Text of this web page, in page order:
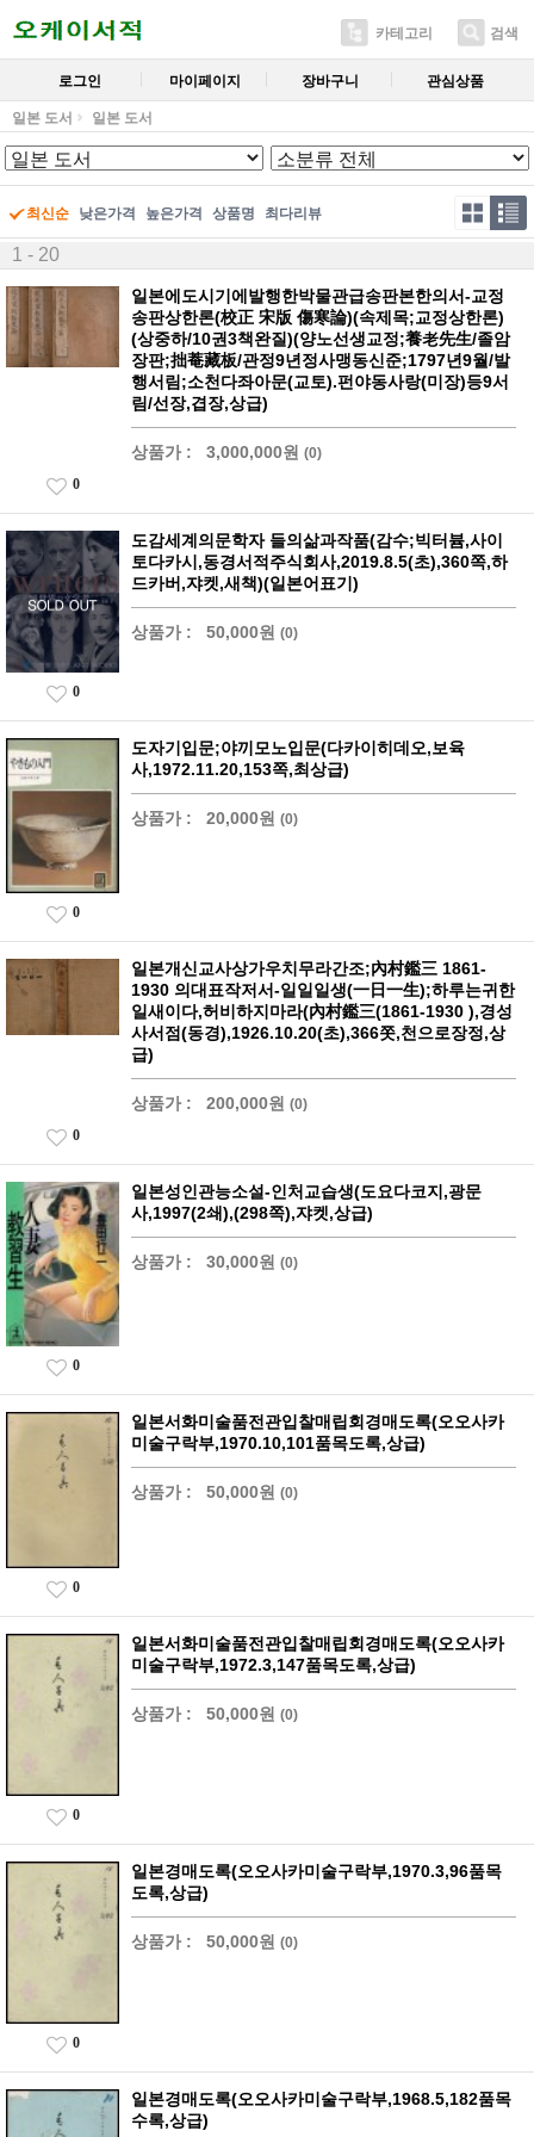
카테고리 검색
로그인 마이페이지 장바구니 관심상품
일본 도서 일본 도서
최신순 낮은가격 높은가격 상품명 최다리뷰
1 - 20
일본에도시기에발행한박물관급송판본한의서-교정
송판상한론(校正 宋版 傷寒論)(속제목;교정상한론)
(상중하/10권3책완질)(양노선생교정;養老先生/졸암
장판;拙菴藏板/관정9년정사맹동신준;1797년9월/발
행서림;소천다좌아문(교토).펀야동사랑(미장)등9서
림/선장,겹장,상급)
상품가 : 3,000,000원 (0)
0
도감세계의문학자 들의삶과작품(감수;빅터븀,사이
토다카시,동경서적주식회사,2019.8.5(초),360쪽,하
드카버,쟈켓,새책)(일본어표기)
상품가 : 50,000원 (0)
0
도자기입문;야끼모노입문(다카이히데오,보육
사,1972.11.20,153쪽,최상급)
상품가 : 20,000원 (0)
0
일본개신교사상가우치무라간조;內村鑑三 1861-
1930 의대표작저서-일일일생(一日一生);하루는귀한
일새이다,허비하지마라(內村鑑三(1861-1930 ),경성
사서점(동경),1926.10.20(초),366쫏,천으로장정,상
급)
상품가 : 200,000원 (0)
0
일본성인관능소설-인처교습생(도요다코지,광문
사,1997(2쇄),(298쪽),쟈켓,상급)
상품가 : 30,000원 (0)
0
일본서화미술품전관입찰매립회경매도록(오오사카
미술구락부,1970.10,101품목도록,상급)
상품가 : 50,000원 (0)
0
일본서화미술품전관입찰매립회경매도록(오오사카
미술구락부,1972.3,147품목도록,상급)
상품가 : 50,000원 (0)
0
일본경매도록(오오사카미술구락부,1970.3,96품목
도록,상급)
상품가 : 50,000원 (0)
0
일본경매도록(오오사카미술구락부,1968.5,182품목
수록,상급)